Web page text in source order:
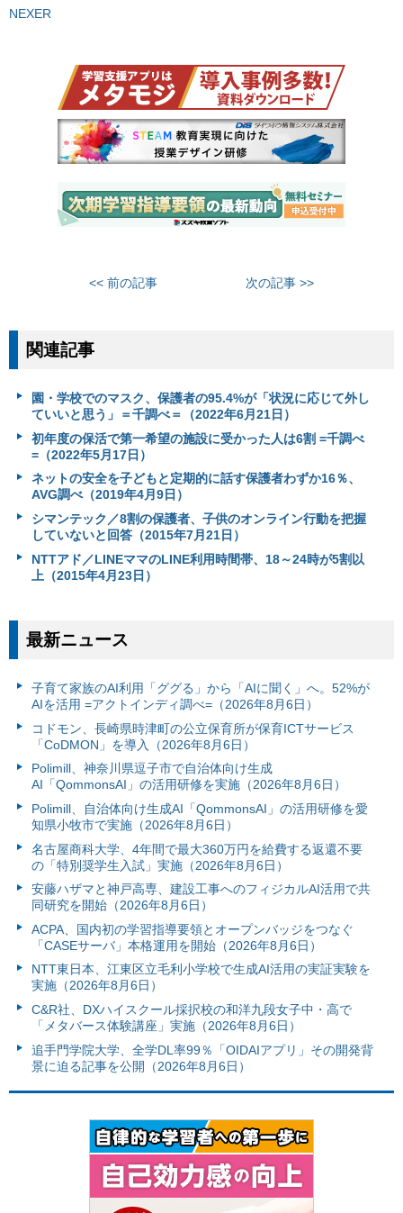
NEXER
<< 前の記事 次の記事 >>
関連記事
園・学校でのマスク、保護者の95.4%が「状況に応じて外し
ていいと思う」＝千調べ＝（2022年6月21日）
初年度の保活で第一希望の施設に受かった人は6割 =千調べ
=（2022年5月17日）
ネットの安全を子どもと定期的に話す保護者わずか16％、
AVG調べ（2019年4月9日）
シマンテック／8割の保護者、子供のオンライン行動を把握
していないと回答（2015年7月21日）
NTTアド／LINEママのLINE利用時間帯、18～24時が5割以
上（2015年4月23日）
最新ニュース
子育て家族のAI利用「ググる」から「AIに聞く」へ。52%が
AIを活用 =アクトインディ調べ=（2026年8月6日）
コドモン、長崎県時津町の公立保育所が保育ICTサービス
「CoDMON」を導入（2026年8月6日）
Polimill、神奈川県逗子市で自治体向け生成
AI「QommonsAI」の活用研修を実施（2026年8月6日）
Polimill、自治体向け生成AI「QommonsAI」の活用研修を愛
知県小牧市で実施（2026年8月6日）
名古屋商科大学、4年間で最大360万円を給費する返還不要
の「特別奨学生入試」実施（2026年8月6日）
安藤ハザマと神戸高専、建設工事へのフィジカルAI活用で共
同研究を開始（2026年8月6日）
ACPA、国内初の学習指導要領とオープンバッジをつなぐ
「CASEサーバ」本格運用を開始（2026年8月6日）
NTT東日本、江東区立毛利小学校で生成AI活用の実証実験を
実施（2026年8月6日）
C&R社、DXハイスクール採択校の和洋九段女子中・高で
「メタバース体験講座」実施（2026年8月6日）
追手門学院大学、全学DL率99％「OIDAIアプリ」その開発背
景に迫る記事を公開（2026年8月6日）